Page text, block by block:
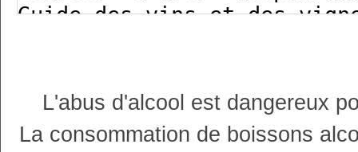
L'abus d'alcool est dangereux
La consommation de boissons